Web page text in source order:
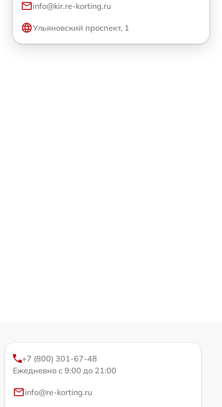
info@kir.re-korting.ru
Ульяновский проспект, 1
+7 (800) 301-67-48
Ежедневно с 9:00 до 21:00
info@re-korting.ru